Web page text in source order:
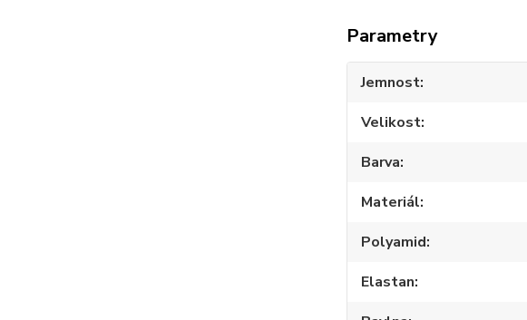
Parametry
Jemnost
Velikost
Barva
Materiál
Polyamid
Elastan